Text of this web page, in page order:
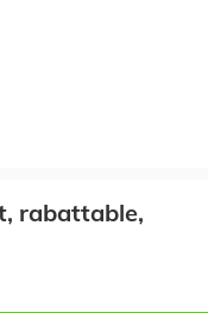
rabattable,